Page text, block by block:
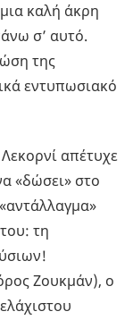
καλή άκρη
σ’ αυτό.
της
εντυπωσιακό
απέτυχε
«δώσει» στο
τη
Ζουκμάν), ο